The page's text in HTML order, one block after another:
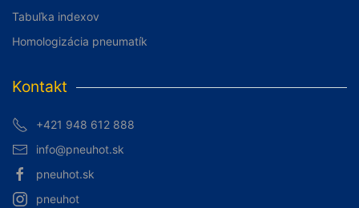
Tabuľka indexov
Homologizácia pneumatík
Kontakt
+421 948 612 888
info@pneuhot.sk
pneuhot.sk
pneuhot